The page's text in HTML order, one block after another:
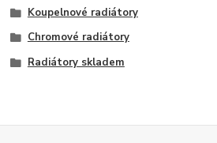
Koupelnové radiátory
Chromové radiátory
Radiátory skladem